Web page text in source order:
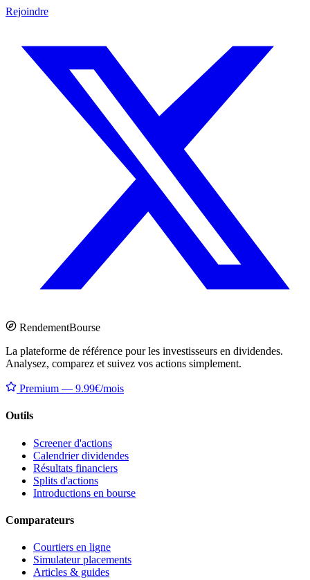
Rejoindre
RendementBourse
La plateforme de référence pour les investisseurs en dividendes.
Analysez, comparez et suivez vos actions simplement.
Premium — 9.99€/mois
Outils
Screener d'actions
Calendrier dividendes
Résultats financiers
Splits d'actions
Introductions en bourse
Comparateurs
Courtiers en ligne
Simulateur placements
Articles & guides